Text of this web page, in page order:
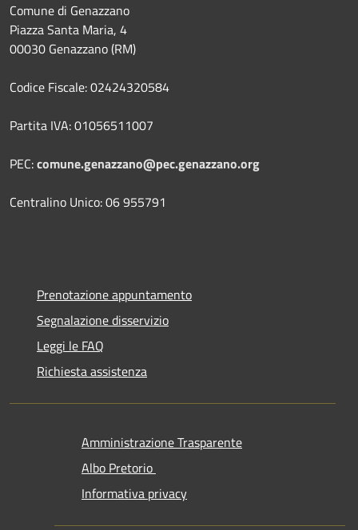
Comune di Genazzano
Piazza Santa Maria, 4
00030 Genazzano (RM)
Codice Fiscale: 02424320584
Partita IVA: 01056511007
PEC:comune.genazzano@pec.genazzano.org
Centralino Unico: 06 955791
Prenotazione appuntamento
Segnalazione disservizio
Leggi le FAQ
Richiesta assistenza
Amministrazione Trasparente
Albo Pretorio
Informativa privacy